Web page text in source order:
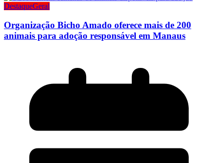
DestaqueGeral
Organização Bicho Amado oferece mais de 200
animais para adoção responsável em Manaus